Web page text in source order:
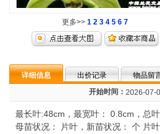
更多>> 1 2 3 4 5 6 7
详细信息 出价记录 物品留
开始时间： 2026-07-
最长叶:48cm，最宽叶： 0.8cm，总
母苗状况： 片叶，新苗状况： 个 片叶